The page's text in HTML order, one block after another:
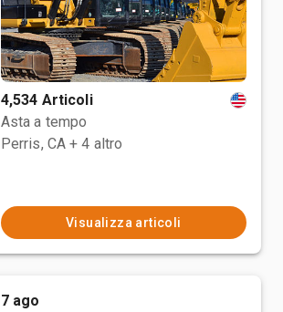
4,534 Articoli
Asta a tempo
Perris, CA + 4 altro
Visualizza articoli
7 ago